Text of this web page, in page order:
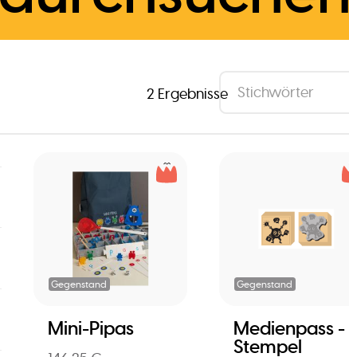
2 Ergebnisse
Gegenstand
Mini-Pipas
Gegenstand
Medienpass -
Stempel